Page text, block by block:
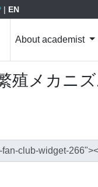
| EN
About academist
殖メカニ